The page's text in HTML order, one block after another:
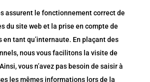
assurent le fonctionnement correct de
du site web et la prise en compte de
en tant qu’internaute. En plaçant des
nous vous facilitons la visite de
vous n’avez pas besoin de saisir à
les mêmes informations lors de la